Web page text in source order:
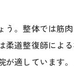
。整体では筋
道整復師によ
適しています